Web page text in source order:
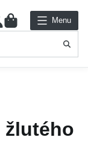
0 Menu
žlutého